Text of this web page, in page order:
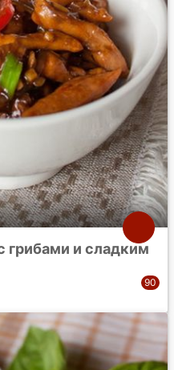
грибами и сладким